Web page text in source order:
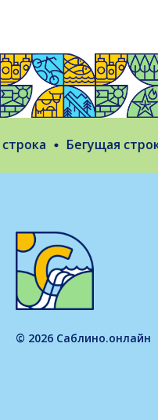
Бегущая строка
© 2026 Саблино.онлайн